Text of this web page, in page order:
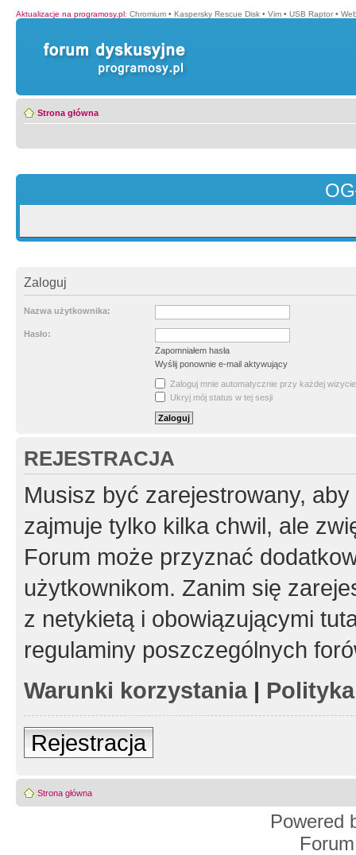
Aktualizacje na programosy.pl: Chromium • Kaspersky Rescue Disk • Vim • USB Raptor •
Strona główna
Zaloguj
Nazwa użytkownika:
Hasło:
Zapomniałem hasła
Wyślij ponownie e-mail aktywujący
Zaloguj mnie automatycznie przy każdej wizycie
Ukryj mój status w tej sesji
REJESTRACJA
Musisz być zarejestrowany,
zajmuje tylko kilka chwil, ale
Forum może przyznać
użytkownikom. Zanim się
z netykietą i obowiązującymi
regulaminy poszczególnych
Warunki korzystania|
Rejestracja
Strona główna
Powered